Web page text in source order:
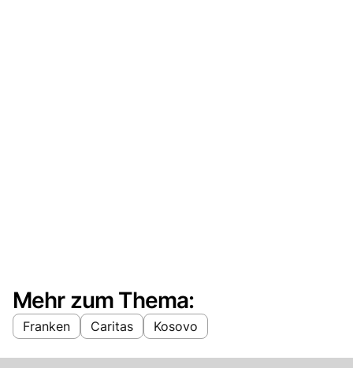
Mehr zum Thema:
Franken Caritas Kosovo